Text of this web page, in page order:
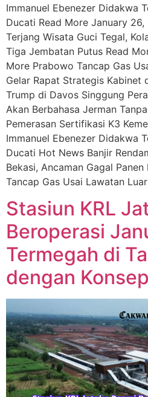
Immanuel Ebenezer Didakwa
Ducati Read More January
Terjang Wisata Guci Tegal,
Tiga Jembatan Putus Read
More Prabowo Tancap Gas
Gelar Rapat Strategis Kabinet
Trump di Davos Singgung
Akan Berbahasa Jerman
Pemerasan Sertifikasi K3
Immanuel Ebenezer Didakwa
Ducati Hot News Banjir
Bekasi, Ancaman Gagal
Tancap Gas Usai Lawatan
Stasiun KRL
Beroperasi
Termegah di
dengan